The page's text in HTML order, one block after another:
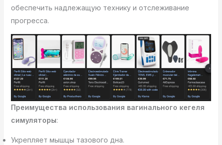
обеспечить надлежащую технику и отслеживание
прогресса.
Преимущества использования вагинального кегеля
симуляторы:
Укрепляет мышцы тазового дна.